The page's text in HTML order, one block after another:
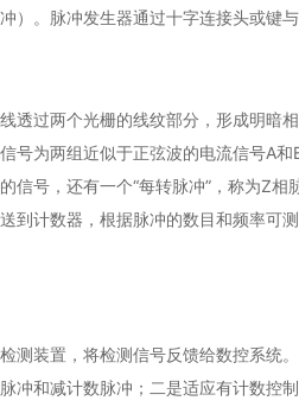
）。脉冲发生器通过十字连接头或键
透过两个光栅的线纹部分，形成明暗
号为两组近似于正弦波的电流信号A
信号，还有一个“每转脉冲”，称为Z
到计数器，根据脉冲的数目和频率可
测装置，将检测信号反馈给数控系统
冲和减计数脉冲；二是适应有计数控